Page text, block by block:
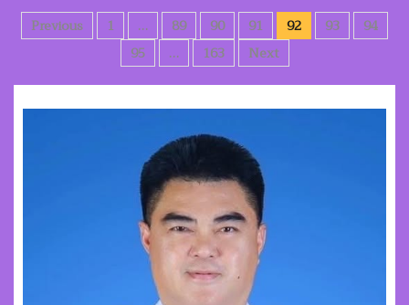
Posts
pagination
Previous 1 … 89 90 91 92 93
94
95
… 163 Next